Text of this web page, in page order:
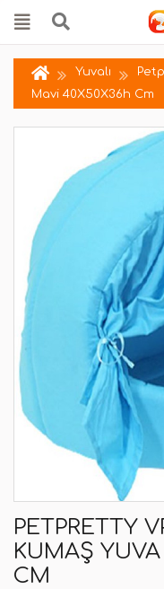
Yuvalı
Mavi 40X50X36h Cm
PETPRETTY
KUMAŞ
CM